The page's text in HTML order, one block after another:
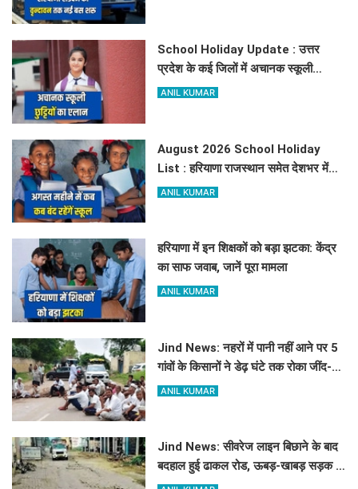
School Holiday Update : उत्तर
प्रदेश के कई जिलों में अचानक स्कूली
छुट्टियों का एलान, यहाँ देखें जिलेवाइज
ANIL KUMAR
August 2026 School Holiday
List : हरियाणा राजस्थान समेत देशभर में
अगस्त महीने में कब अक़ब बंद रहेंगें स्कूल,
ANIL KUMAR
हरियाणा में इन शिक्षकों को बड़ा झटका: केंद्र
का साफ जवाब, जानें पूरा मामला
ANIL KUMAR
Jind News: नहरों में पानी नहीं आने पर 5
गांवों के किसानों ने डेढ़ घंटे तक रोका जींद-
सफीदों सड़क मार्ग
ANIL KUMAR
Jind News: सीवरेज लाइन बिछाने के बाद
बदहाल हुई ढाकल रोड, ऊबड़-खाबड़ सड़क से
रोजाना जूझ रहे वाहन चालक